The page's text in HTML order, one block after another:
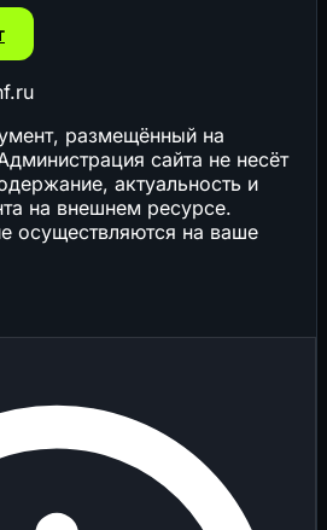
размещённый на
сайта не несёт
актуальность и
на внешнем ресурсе.
осуществляются на ваше